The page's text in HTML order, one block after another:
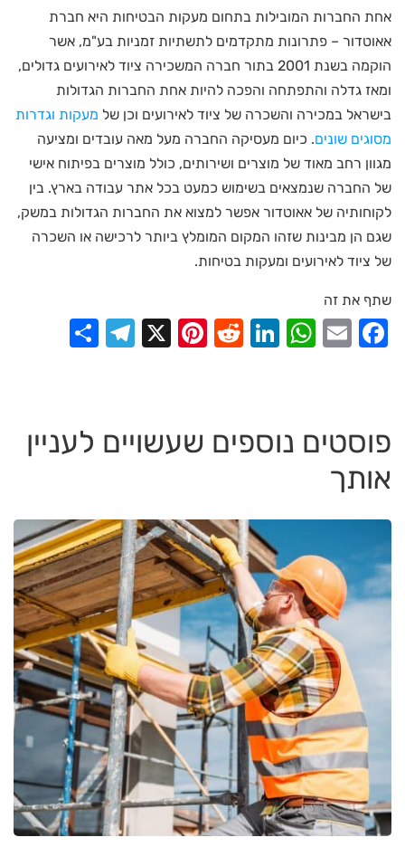
אחת החברות המובילות בתחום מעקות הבטיחות היא חברת
אאוטדור – פתרונות מתקדמים לתשתיות זמניות בע"מ, אשר
הוקמה בשנת 2001 בתור חברה המשכירה ציוד לאירועים גדולים,
ומאז גדלה והתפתחה והפכה להיות אחת החברות הגדולות
בישראל במכירה והשכרה של ציוד לאירועים וכן של מעקות וגדרות
מסוגים שונים. כיום מעסיקה החברה מעל מאה עובדים ומציעה
מגוון רחב מאוד של מוצרים ושירותים, כולל מוצרים בפיתוח אישי
של החברה שנמצאים בשימוש כמעט בכל אתר עבודה בארץ. בין
לקוחותיה של אאוטדור אפשר למצוא את החברות הגדולות במשק,
שגם הן מבינות שזהו המקום המומלץ ביותר לרכישה או השכרה
של ציוד לאירועים ומעקות בטיחות.
שתף את זה
Facebook
Email
WhatsApp
LinkedIn
Reddit
Pinterest
X
פוסטים נוספים שעשויים לעניין
אותך